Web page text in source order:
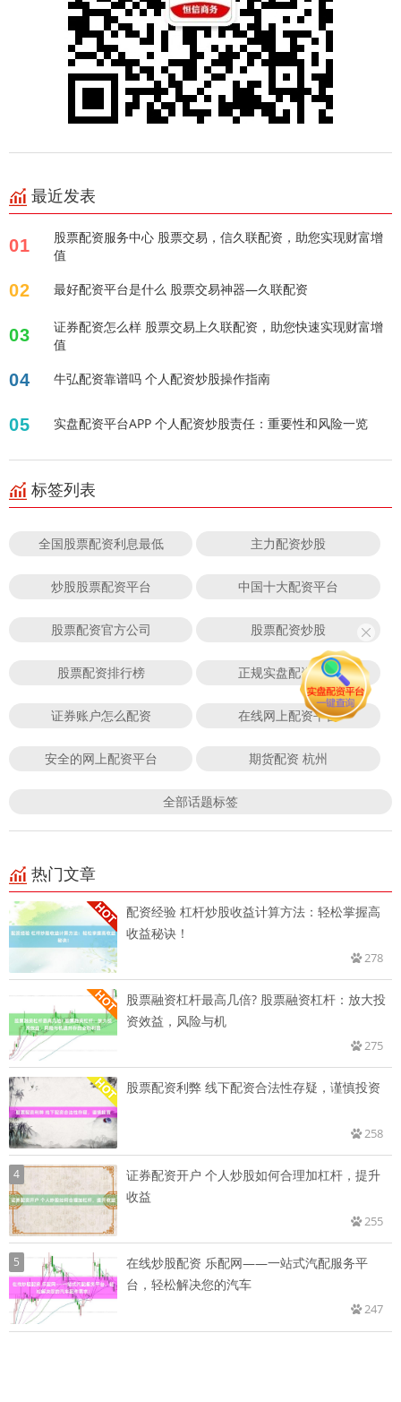
最近发表
01
股票配资服务中心 股票交易，信久联配资，助您实现财富增
值
02 最好配资平台是什么 股票交易神器—久联配资
03
证券配资怎么样 股票交易上久联配资，助您快速实现财富增
值
04 牛弘配资靠谱吗 个人配资炒股操作指南
05 实盘配资平台APP 个人配资炒股责任：重要性和风险一览
标签列表
全国股票配资利息最低 主力配资炒股
炒股股票配资平台 中国十大配资平台
股票配资官方公司 股票配资炒股
股票配资排行榜 正规实盘配资平台
证券账户怎么配资 在线网上配资平台
安全的网上配资平台 期货配资 杭州
全部话题标签
热门文章
配资经验 杠杆炒股收益计算方法：轻松掌握高
收益秘诀！
278
股票融资杠杆最高几倍? 股票融资杠杆：放大投
资效益，风险与机
275
股票配资利弊 线下配资合法性存疑，谨慎投资
258
4
证券配资开户 个人炒股如何合理加杠杆，提升
收益
255
5
在线炒股配资 乐配网——一站式汽配服务平
台，轻松解决您的汽车
247